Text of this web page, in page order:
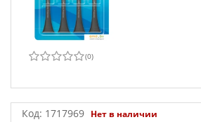
(0)
Код: 1717969 Нет в наличии